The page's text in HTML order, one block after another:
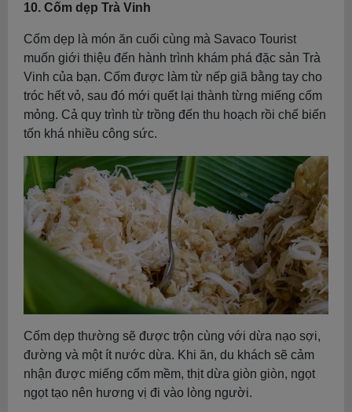
10. Cốm dẹp Trà Vinh
Cốm dẹp là món ăn cuối cùng mà Savaco Tourist
muốn giới thiệu đến hành trình khám phá đặc sản Trà
Vinh của bạn. Cốm được làm từ nếp giã bằng tay cho
tróc hết vỏ, sau đó mới quết lại thành từng miếng cốm
mỏng. Cả quy trình từ trồng đến thu hoạch rồi chế biến
tốn khá nhiều công sức.
Cốm dẹp thường sẽ được trộn cùng với dừa nạo sợi,
đường và một ít nước dừa. Khi ăn, du khách sẽ cảm
nhận được miếng cốm mềm, thịt dừa giòn giòn, ngọt
ngọt tạo nên hương vị đi vào lòng người.